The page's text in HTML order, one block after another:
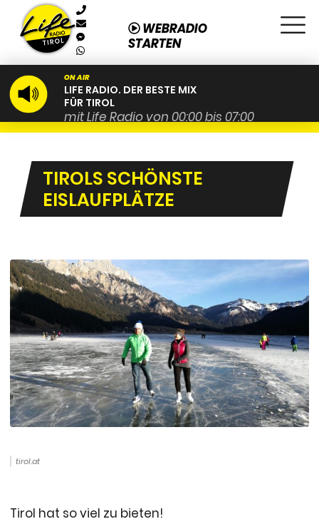
WEBRADIO
STARTEN
ON AIR
LIFE RADIO. DER BESTE MIX
FÜR TIROL
mit Life Radio von 00:00 bis 07:00
TIROLS SCHÖNSTE
EISLAUFPLÄTZE
tirol.at
Tirol hat so viel zu bieten!